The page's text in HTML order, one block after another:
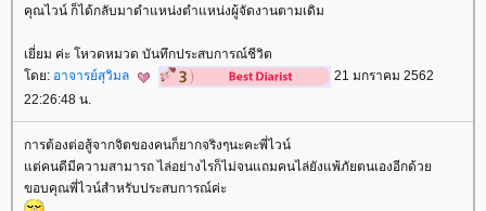
คุณไวน์ ก็ได้กลับมาดำแหน่งตำแหน่งผู้จัดงานตามเดิม
เยี่ยม ค่ะ โหวดหมวด บันทึกประสบการณ์ชีวิต
ดย: อาจารย์สุวิมล
21 มกราคม 2562
22:26:48 น.
การต้องต่อสู้จากจิตของคนก็ยากจริงๆนะคะพี่ไวน์
ต่คนดีมีความสามารถ ไล่อย่างไรก็ไม่จนแถมคนไล่ยังแพ้ภัยตนเองอีกด้ว
ขอบคุณพี่ไวน์สำหรับประสบการณ์ค่ะ